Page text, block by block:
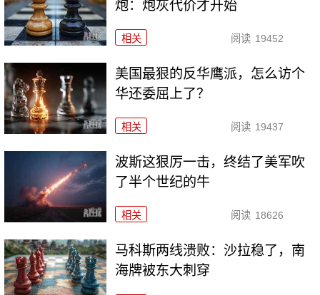
炮：炮灰代价才开始
相关 阅读 19452
美国最狠的反华鹰派，怎么访个
华还委屈上了？
相关 阅读 19437
波斯这狠厉一击，终结了美军吹
了半个世纪的牛
相关 阅读 18626
马科斯两线溃败：沙拉稳了，南
海牌被东大刺穿